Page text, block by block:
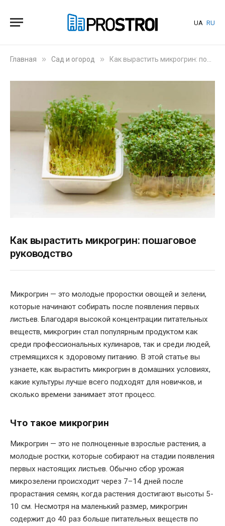
UA RU
Главная » Сад и огород » Как вырастить микрогрин: пошаговое руководство
Как вырастить микрогрин: пошаговое
руководство
Микрогрин — это молодые проростки овощей и зелени,
которые начинают собирать после появления первых
листьев. Благодаря высокой концентрации питательных
веществ, микрогрин стал популярным продуктом как
среди профессиональных кулинаров, так и среди людей,
стремящихся к здоровому питанию. В этой статье вы
узнаете, как вырастить микрогрин в домашних условиях,
какие культуры лучше всего подходят для новичков, и
сколько времени занимает этот процесс.
Что такое микрогрин
Микрогрин — это не полноценные взрослые растения, а
молодые ростки, которые собирают на стадии появления
первых настоящих листьев. Обычно сбор урожая
микрозелени происходит через 7–14 дней после
прорастания семян, когда растения достигают высоты 5-
10 см. Несмотря на маленький размер, микрогрин
содержит до 40 раз больше питательных веществ по